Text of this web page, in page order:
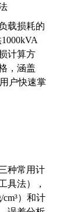
载损耗的
计算方
，涵盖
户快速掌
种常用计
具法），
）和计